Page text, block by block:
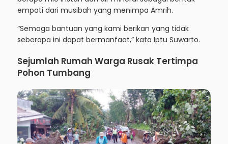
empati dari musibah yang menimpa Amrih.
“Semoga bantuan yang kami berikan yang tidak
seberapa ini dapat bermanfaat,” kata Iptu Suwarto.
Sejumlah Rumah Warga Rusak Tertimpa
Pohon Tumbang